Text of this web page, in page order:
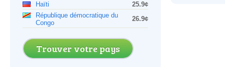
Haïti
25.9¢
République démocratique du
Congo
26.9¢
Trouver votre pays